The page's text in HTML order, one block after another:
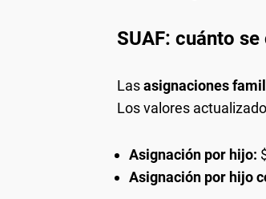
SUAF: cuánto
Lasasignaciones
Los valores
Asignación por hijo:
Asignación por hijo